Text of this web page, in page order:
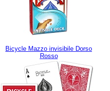
Bicycle Mazzo invisibile Dorso
Rosso